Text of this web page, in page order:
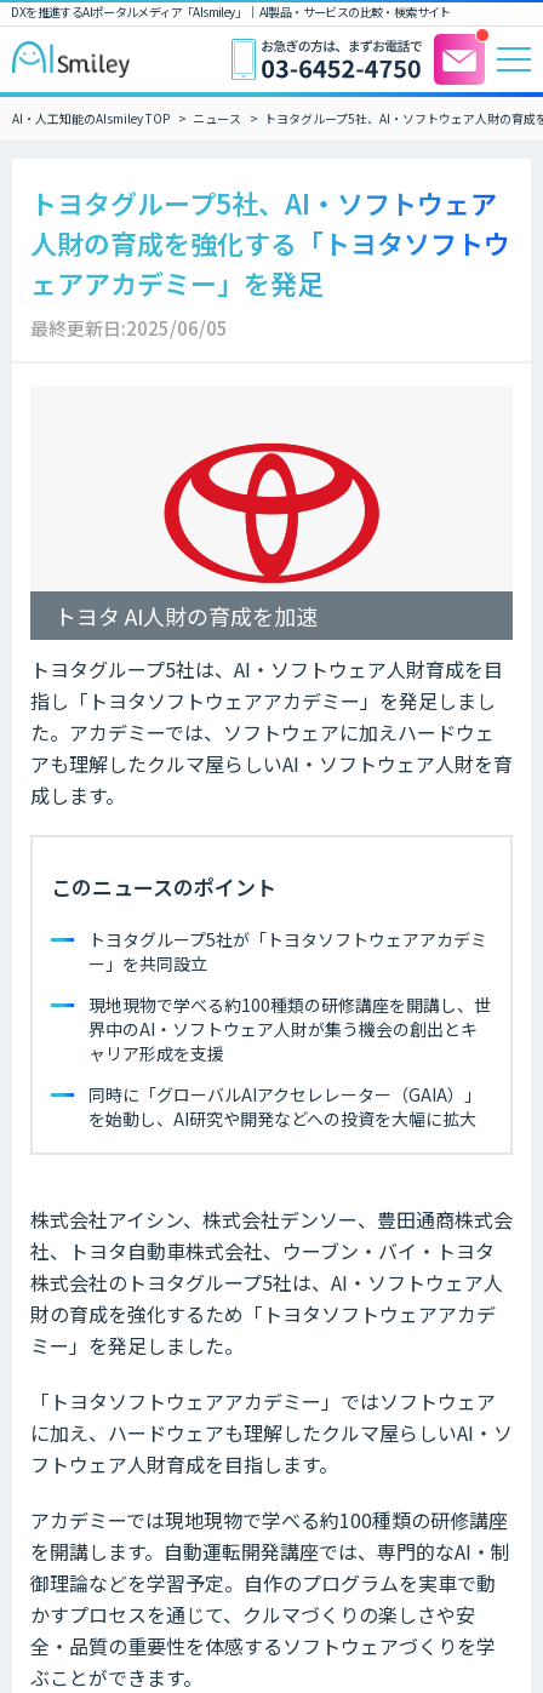
DXを推進するAIポータルメディア「AIsmiley」｜ AI製品・サービスの比較・検索サイト
AI・人工知能のAIsmiley TOP ニュース トヨタグループ5社、AI・ソフトウェア人財の育
トヨタグループ5社、AI・ソフトウェア
人財の育成を強化する「トヨタソフトウ
ェアアカデミー」を発足
最終更新日:2025/06/05
トヨタ AI人財の育成を加速
トヨタグループ5社は、AI・ソフトウェア人財育成を目
指し「トヨタソフトウェアアカデミー」を発足しまし
た。アカデミーでは、ソフトウェアに加えハードウェ
アも理解したクルマ屋らしいAI・ソフトウェア人財を育
成します。
このニュースのポイント
トヨタグループ5社が「トヨタソフトウェアアカデミ
ー」を共同設立
現地現物で学べる約100種類の研修講座を開講し、世
界中のAI・ソフトウェア人財が集う機会の創出とキ
ャリア形成を支援
同時に「グローバルAIアクセレレーター（GAIA）」
を始動し、AI研究や開発などへの投資を大幅に拡大
株式会社アイシン、株式会社デンソー、豊田通商株式会
社、トヨタ自動車株式会社、ウーブン・バイ・トヨタ
株式会社のトヨタグループ5社は、AI・ソフトウェア人
財の育成を強化するため「トヨタソフトウェアアカデ
ミー」を発足しました。
「トヨタソフトウェアアカデミー」ではソフトウェア
に加え、ハードウェアも理解したクルマ屋らしいAI・ソ
フトウェア人財育成を目指します。
アカデミーでは現地現物で学べる約100種類の研修講座
を開講します。自動運転開発講座では、専門的なAI・制
御理論などを学習予定。自作のプログラムを実車で動
かすプロセスを通じて、クルマづくりの楽しさや安
全・品質の重要性を体感するソフトウェアづくりを学
ぶことができます。